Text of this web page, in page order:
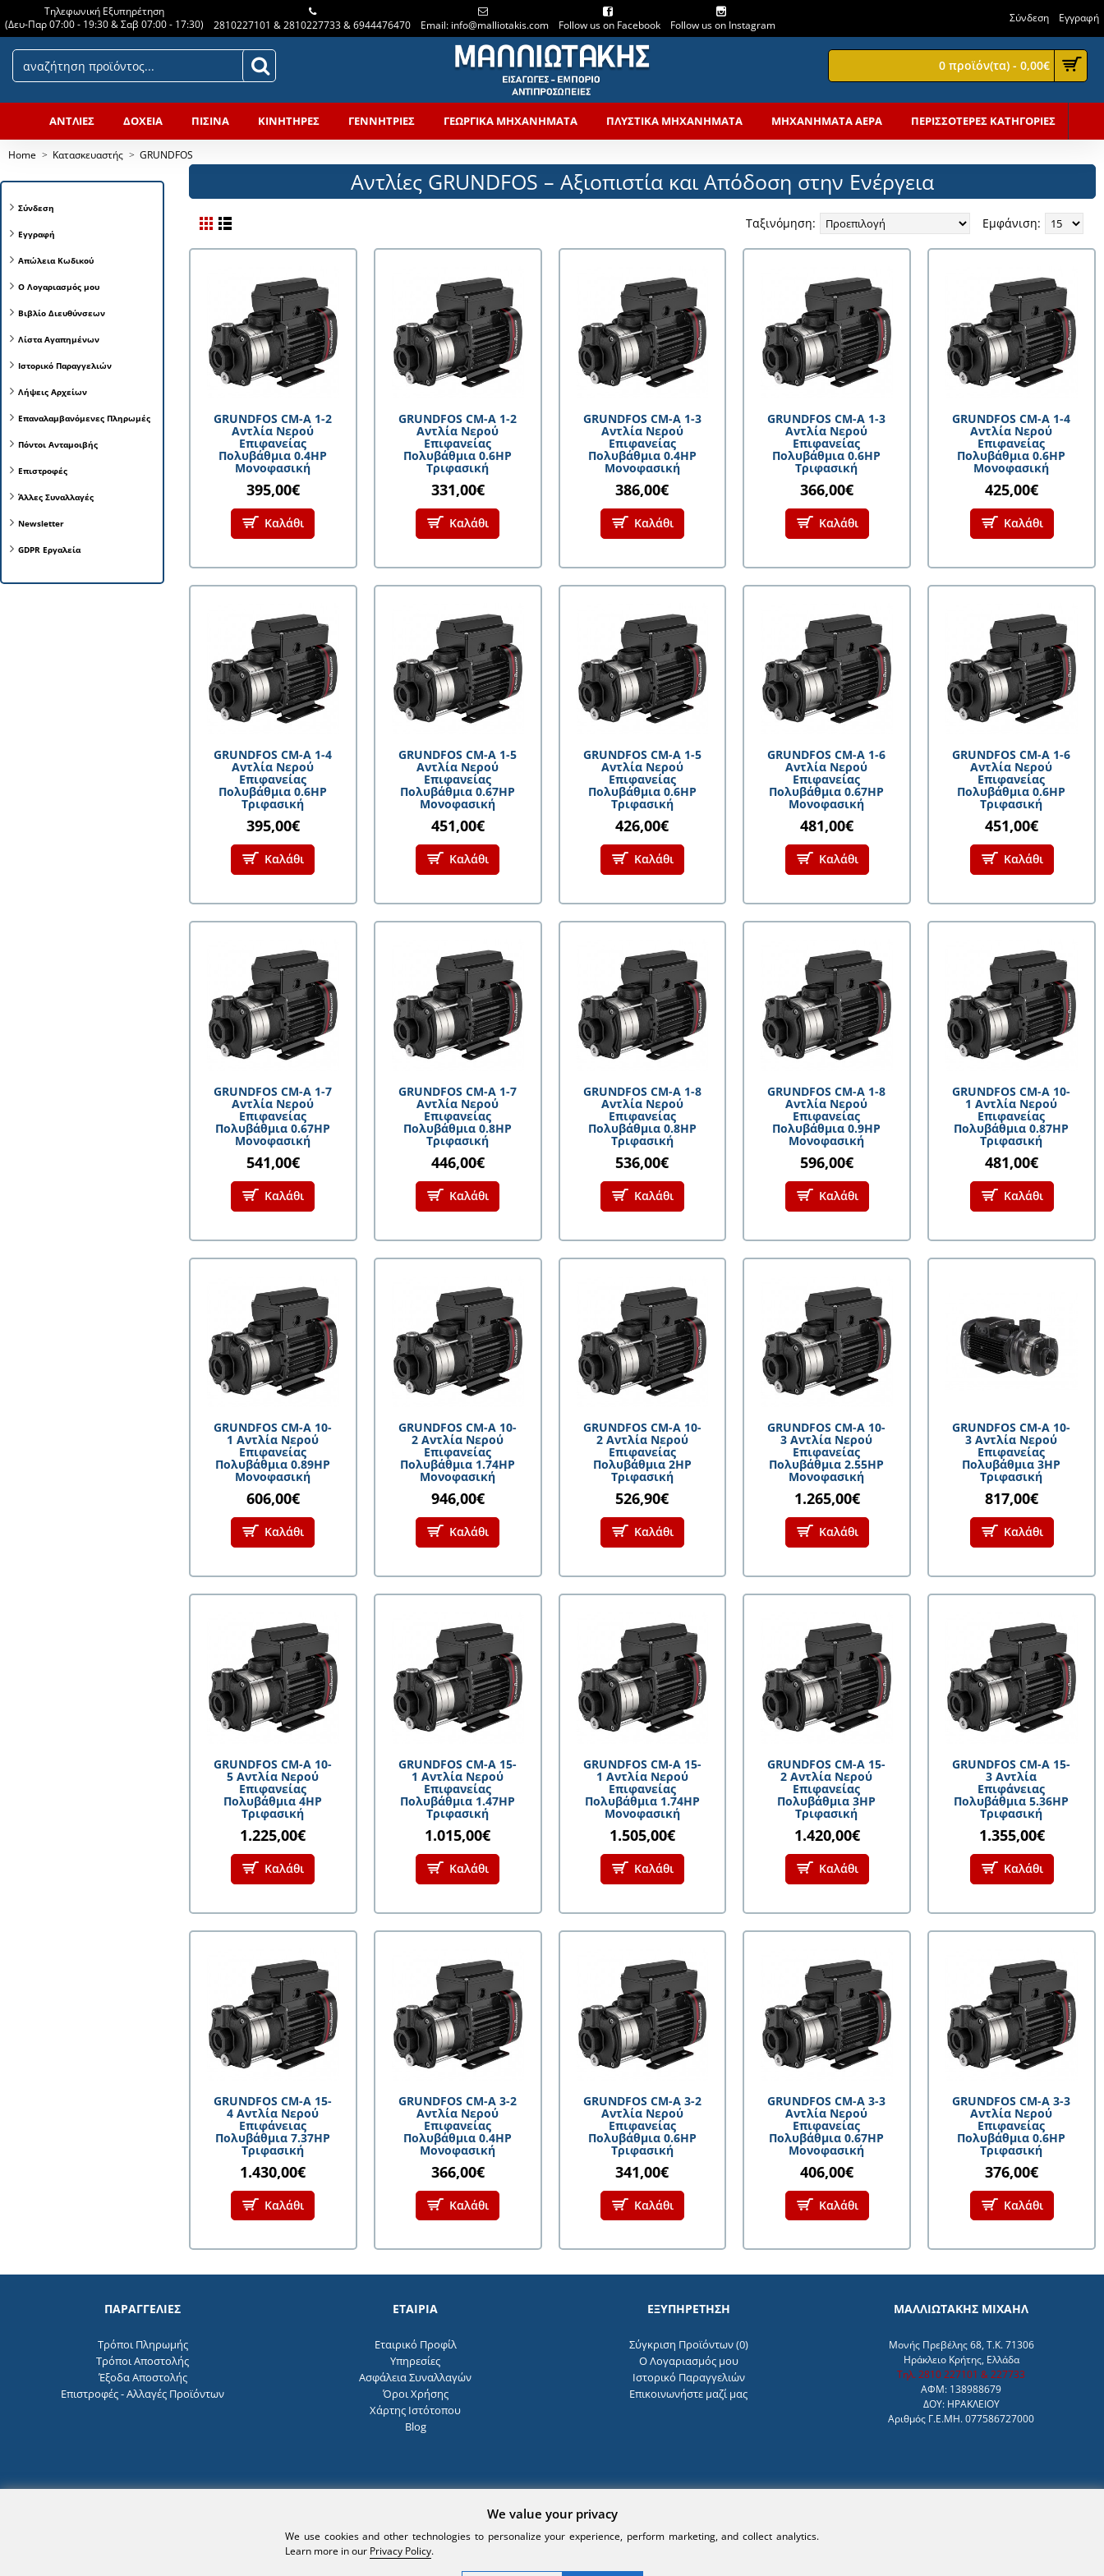
Τηλεφωνική Εξυπηρέτηση
(Δευ-Παρ 07:00 - 19:30 & Σαβ 07:00 - 17:30)
2810227101 & 2810227733 & 6944476470 Email: info@malliotakis.com Follow us on Facebook Follow us on Instagram
Σύνδεση Εγγραφή
0 προϊόν(τα) - 0,00€
ΑΝΤΛΙΕΣ ΔΟΧΕΙΑ ΠΙΣΙΝΑ ΚΙΝΗΤΗΡΕΣ ΓΕΝΝΗΤΡΙΕΣ ΓΕΩΡΓΙΚΑ ΜΗΧΑΝΗΜΑΤΑ ΠΛΥΣΤΙΚΑ ΜΗΧΑΝΗΜΑΤΑ ΜΗΧΑΝΗΜΑΤΑ ΑΕΡΑ ΠΕΡΙΣΣΟΤΕΡΕΣ ΚΑΤΗΓΟΡΙΕΣ
Home Κατασκευαστής GRUNDFOS
Σύνδεση
Εγγραφή
Απώλεια Κωδικού
Ο Λογαριασμός μου
Βιβλίο Διευθύνσεων
Λίστα Αγαπημένων
Ιστορικό Παραγγελιών
Λήψεις Αρχείων
Επαναλαμβανόμενες Πληρωμές
Πόντοι Ανταμοιβής
Επιστροφές
Άλλες Συναλλαγές
Newsletter
GDPR Εργαλεία
Αντλίες GRUNDFOS – Αξιοπιστία και Απόδοση στην Ενέργεια
Εμφάνιση:
Ταξινόμηση:
GRUNDFOS CM-A 1-2
Αντλία Νερού
Επιφανείας
Πολυβάθμια 0.4HP
Μονοφασική
395,00€
Καλάθι
GRUNDFOS CM-A 1-2
Αντλία Νερού
Επιφανείας
Πολυβάθμια 0.6HP
Τριφασική
331,00€
Καλάθι
GRUNDFOS CM-A 1-3
Αντλία Νερού
Επιφανείας
Πολυβάθμια 0.4HP
Μονοφασική
386,00€
Καλάθι
GRUNDFOS CM-A 1-3
Αντλία Νερού
Επιφανείας
Πολυβάθμια 0.6HP
Τριφασική
366,00€
Καλάθι
GRUNDFOS CM-A 1-4
Αντλία Νερού
Επιφανείας
Πολυβάθμια 0.6HP
Μονοφασική
425,00€
Καλάθι
GRUNDFOS CM-A 1-4
Αντλία Νερού
Επιφανείας
Πολυβάθμια 0.6HP
Τριφασική
395,00€
Καλάθι
GRUNDFOS CM-A 1-5
Αντλία Νερού
Επιφανείας
Πολυβάθμια 0.67HP
Μονοφασική
451,00€
Καλάθι
GRUNDFOS CM-A 1-5
Αντλία Νερού
Επιφανείας
Πολυβάθμια 0.6HP
Τριφασική
426,00€
Καλάθι
GRUNDFOS CM-A 1-6
Αντλία Νερού
Επιφανείας
Πολυβάθμια 0.67HP
Μονοφασική
481,00€
Καλάθι
GRUNDFOS CM-A 1-6
Αντλία Νερού
Επιφανείας
Πολυβάθμια 0.6HP
Τριφασική
451,00€
Καλάθι
GRUNDFOS CM-A 1-7
Αντλία Νερού
Επιφανείας
Πολυβάθμια 0.67HP
Μονοφασική
541,00€
Καλάθι
GRUNDFOS CM-A 1-7
Αντλία Νερού
Επιφανείας
Πολυβάθμια 0.8HP
Τριφασική
446,00€
Καλάθι
GRUNDFOS CM-A 1-8
Αντλία Νερού
Επιφανείας
Πολυβάθμια 0.8HP
Τριφασική
536,00€
Καλάθι
GRUNDFOS CM-A 1-8
Αντλία Νερού
Επιφανείας
Πολυβάθμια 0.9HP
Μονοφασική
596,00€
Καλάθι
GRUNDFOS CM-A 10-
1 Αντλία Νερού
Επιφανείας
Πολυβάθμια 0.87HP
Τριφασική
481,00€
Καλάθι
GRUNDFOS CM-A 10-
1 Αντλία Νερού
Επιφανείας
Πολυβάθμια 0.89HP
Μονοφασική
606,00€
Καλάθι
GRUNDFOS CM-A 10-
2 Αντλία Νερού
Επιφανείας
Πολυβάθμια 1.74HP
Μονοφασική
946,00€
Καλάθι
GRUNDFOS CM-A 10-
2 Αντλία Νερού
Επιφανείας
Πολυβάθμια 2HP
Τριφασική
526,90€
Καλάθι
GRUNDFOS CM-A 10-
3 Αντλία Νερού
Επιφανείας
Πολυβάθμια 2.55HP
Μονοφασική
1.265,00€
Καλάθι
GRUNDFOS CM-A 10-
3 Αντλία Νερού
Επιφανείας
Πολυβάθμια 3HP
Τριφασική
817,00€
Καλάθι
GRUNDFOS CM-A 10-
5 Αντλία Νερού
Επιφανείας
Πολυβάθμια 4HP
Τριφασική
1.225,00€
Καλάθι
GRUNDFOS CM-A 15-
1 Αντλία Νερού
Επιφανείας
Πολυβάθμια 1.47HP
Τριφασική
1.015,00€
Καλάθι
GRUNDFOS CM-A 15-
1 Αντλία Νερού
Επιφανείας
Πολυβάθμια 1.74HP
Μονοφασική
1.505,00€
Καλάθι
GRUNDFOS CM-A 15-
2 Αντλία Νερού
Επιφανείας
Πολυβάθμια 3HP
Τριφασική
1.420,00€
Καλάθι
GRUNDFOS CM-A 15-
3 Αντλία
Επιφάνειας
Πολυβάθμια 5.36HP
Τριφασική
1.355,00€
Καλάθι
GRUNDFOS CM-A 15-
4 Αντλία Νερού
Επιφάνειας
Πολυβάθμια 7.37HP
Τριφασική
1.430,00€
Καλάθι
GRUNDFOS CM-A 3-2
Αντλία Νερού
Επιφανείας
Πολυβάθμια 0.4HP
Μονοφασική
366,00€
Καλάθι
GRUNDFOS CM-A 3-2
Αντλία Νερού
Επιφανείας
Πολυβάθμια 0.6HP
Τριφασική
341,00€
Καλάθι
GRUNDFOS CM-A 3-3
Αντλία Νερού
Επιφανείας
Πολυβάθμια 0.67HP
Μονοφασική
406,00€
Καλάθι
GRUNDFOS CM-A 3-3
Αντλία Νερού
Επιφανείας
Πολυβάθμια 0.6HP
Τριφασική
376,00€
Καλάθι
ΠΑΡΑΓΓΕΛΙΕΣ
Τρόποι Πληρωμής
Τρόποι Αποστολής
Έξοδα Αποστολής
Επιστροφές - Αλλαγές Προϊόντων
ΕΤΑΙΡΙΑ
Εταιρικό Προφίλ
Υπηρεσίες
Ασφάλεια Συναλλαγών
Όροι Χρήσης
Χάρτης Ιστότοπου
Blog
ΕΞΥΠΗΡΕΤΗΣΗ
Σύγκριση Προϊόντων (0)
O Λογαριασμός μου
Ιστορικό Παραγγελιών
Επικοινωνήστε μαζί μας
ΜΑΛΛΙΩΤΑΚΗΣ ΜΙΧΑΗΛ
Μονής Πρεβέλης 68, Τ.Κ. 71306
Ηράκλειο Κρήτης, Ελλάδα
Τηλ. 2810 227101 & 227733
ΑΦΜ: 138988679
ΔΟΥ: ΗΡΑΚΛΕΙΟΥ
Αριθμός Γ.Ε.ΜΗ. 077586727000
We value your privacy
We use cookies and other technologies to personalize your experience, perform marketing, and collect analytics.
Learn more in our Privacy Policy.